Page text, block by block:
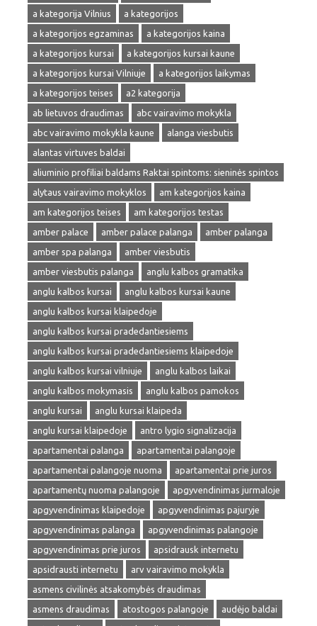
a kategorija Vilnius
a kategorijos
a kategorijos egzaminas
a kategorijos kaina
a kategorijos kursai
a kategorijos kursai kaune
a kategorijos kursai Vilniuje
a kategorijos laikymas
a kategorijos teises
a2 kategorija
ab lietuvos draudimas
abc vairavimo mokykla
abc vairavimo mokykla kaune
alanga viesbutis
alantas virtuves baldai
aliuminio profiliai baldams Raktai spintoms: sieninės spintos
alytaus vairavimo mokyklos
am kategorijos kaina
am kategorijos teises
am kategorijos testas
amber palace
amber palace palanga
amber palanga
amber spa palanga
amber viesbutis
amber viesbutis palanga
anglu kalbos gramatika
anglu kalbos kursai
anglu kalbos kursai kaune
anglu kalbos kursai klaipedoje
anglu kalbos kursai pradedantiesiems
anglu kalbos kursai pradedantiesiems klaipedoje
anglu kalbos kursai vilniuje
anglu kalbos laikai
anglu kalbos mokymasis
anglu kalbos pamokos
anglu kursai
anglu kursai klaipeda
anglu kursai klaipedoje
antro lygio signalizacija
apartamentai palanga
apartamentai palangoje
apartamentai palangoje nuoma
apartamentai prie juros
apartamentų nuoma palangoje
apgyvendinimas jurmaloje
apgyvendinimas klaipedoje
apgyvendinimas pajuryje
apgyvendinimas palanga
apgyvendinimas palangoje
apgyvendinimas prie juros
apsidrausk internetu
apsidrausti internetu
arv vairavimo mokykla
asmens civilinės atsakomybės draudimas
asmens draudimas
atostogos palangoje
audėjo baldai